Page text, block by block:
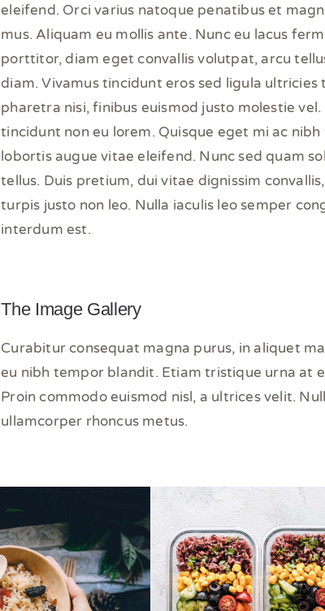
eleifend. Orci varius natoque penatibus et
mus. Aliquam eu mollis ante. Nunc eu lacus
porttitor, diam eget convallis volutpat, arcu
diam. Vivamus tincidunt eros sed ligula
pharetra nisi, finibus euismod justo molestie
tincidunt non eu lorem. Quisque eget mi ac
lobortis augue vitae eleifend. Nunc sed quam
tellus. Duis pretium, dui vitae dignissim
turpis justo non leo. Nulla iaculis leo semper
interdum est.
The Image Gallery
Curabitur consequat magna purus, in aliquet
eu nibh tempor blandit. Etiam tristique urna at
Proin commodo euismod nisl, a ultrices velit.
ullamcorper rhoncus metus.